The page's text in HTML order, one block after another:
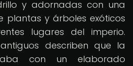
y adornadas con una
plantas y árboles exóticos
lugares del imperio.
describen que la
con un elaborado